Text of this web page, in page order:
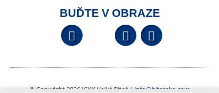
BUĎTE V OBRAZE
Facebook YouTube
© Copyright 2026 ICKK Velká Bíteš | info@bitessko.com